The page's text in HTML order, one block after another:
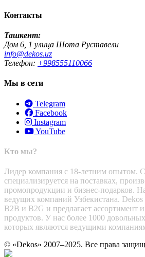
Контакты
Ташкент:
Дом 6, 1 улица Шота Руставели
info@dekos.uz
Телефон: +998555110066
Мы в сети
Telegram
Facebook
Instagram
YouTube
Кто мы?
Лидер компания с 18-летним опытом.
специализируется на поставках,
промопродукции и бизнес-подарков.
ведущих компаний Узбекистана. Dekos
B2B и B2G и предлагает ассортимент
продуктов. У нас более 1000
которых являются ведущими
© «Dekos» 2007–2025. Все права